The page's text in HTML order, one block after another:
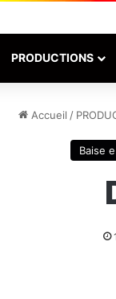
PRODUCTIONS
Accueil /
Baise